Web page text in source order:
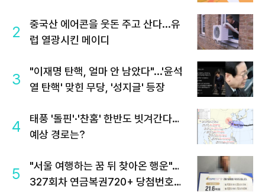
2
중국산 에어콘을 웃돈 주고 산다...유
럽 열광시킨 메이디
3
"이재명 탄핵, 얼마 안 남았다"...'윤석
열 탄핵' 맞힌 무당, '성지글' 등장
4
태풍 '돌핀'·'찬홈' 한반도 빗겨간다…
예상 경로는?
5
"서울 여행하는 꿈 뒤 찾아온 행운"…
327회차 연금복권720+ 당첨번호조